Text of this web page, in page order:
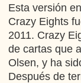
Esta versión
Crazy Eights
2011. Crazy
de cartas que
Olsen, y ha
Después de